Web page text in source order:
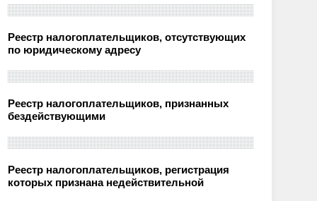
Реестр налогоплательщиков, отсутствующих
по юридическому адресу
Реестр налогоплательщиков, признанных
бездействующими
Реестр налогоплательщиков, регистрация
которых признана недействительной